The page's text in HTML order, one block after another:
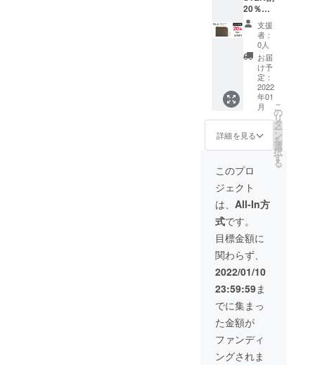
仕様・
デザイ
ンに若
干の修
正が入
る場合
もござ
いま
す。
ウォ
レット
一般販
売価格
7,700円
込)→6,1
60 円(税
込) ＊
送料無
料 ※生
産状況
お届け
る可能
性がご
ざいま
す。 ※
仕様・
デザイ
ンに若
干の修
る場合
もござ
いま
す。
20％OF
F】 2枚
のIC
カード
を切り
替えて
使える
本革
ウォ
レット
＆パス
ケース
品番：
カ
ラー：
ブラウ
ン ス
マート
カード
ウォ
レット
一般販
売価格
7,700円
(税
込)→6,1
60 円(税
込) ＊
送料無
料 ※生
産状況
支援
者：
0人
お届
け予
定：
2022
年01
月
詳細を見る
こ
の
リ
タ
ー
ン
を
選
択
す
る
このプロ
ジェクト
は、 All-In方
式です。
目標金額に
関わらず、
2022/01/10
23:59:59ま
でに集まっ
た金額が
ファンディ
ングされま